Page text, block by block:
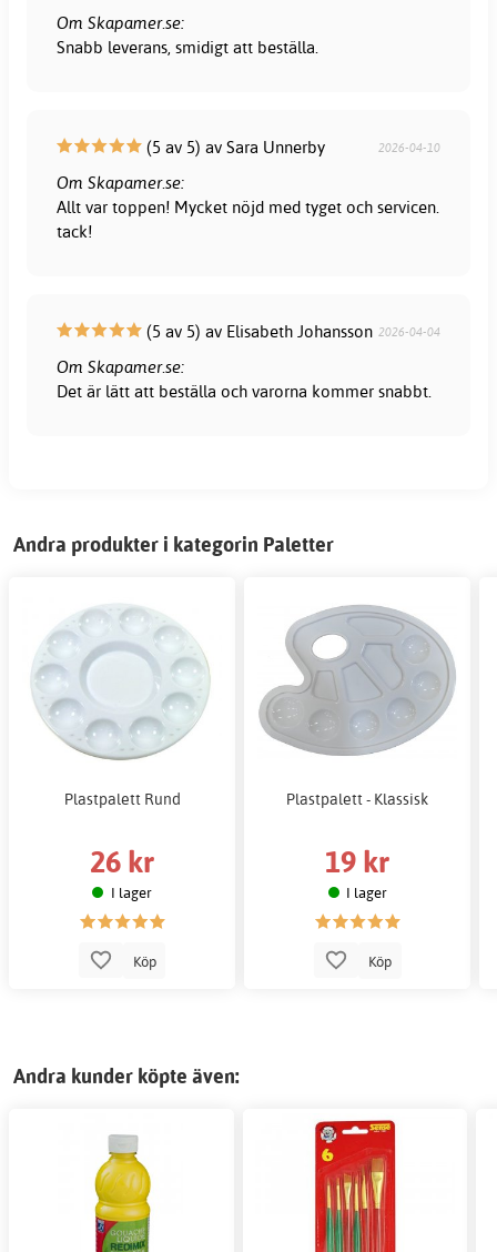
Om Skapamer.se:
Snabb leverans, smidigt att beställa.
(5 av 5) av Sara Unnerby 2026-04-10
Om Skapamer.se:
Allt var toppen! Mycket nöjd med tyget och servicen.
tack!
(5 av 5) av Elisabeth Johansson 2026-04-04
Om Skapamer.se:
Det är lätt att beställa och varorna kommer snabbt.
Andra produkter i kategorin Paletter
Plastpalett Rund
26 kr
I lager
Köp
Plastpalett - Klassisk
19 kr
I lager
Köp
Andra kunder köpte även: